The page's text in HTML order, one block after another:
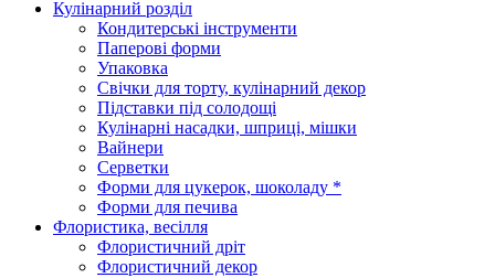
Кулінарний розділ
Кондитерські інструменти
Паперові форми
Упаковка
Свічки для торту, кулінарний декор
Підставки під солодощі
Кулінарні насадки, шприці, мішки
Вайнери
Серветки
Форми для цукерок, шоколаду *
Форми для печива
Флористика, весілля
Флористичний дріт
Флористичний декор